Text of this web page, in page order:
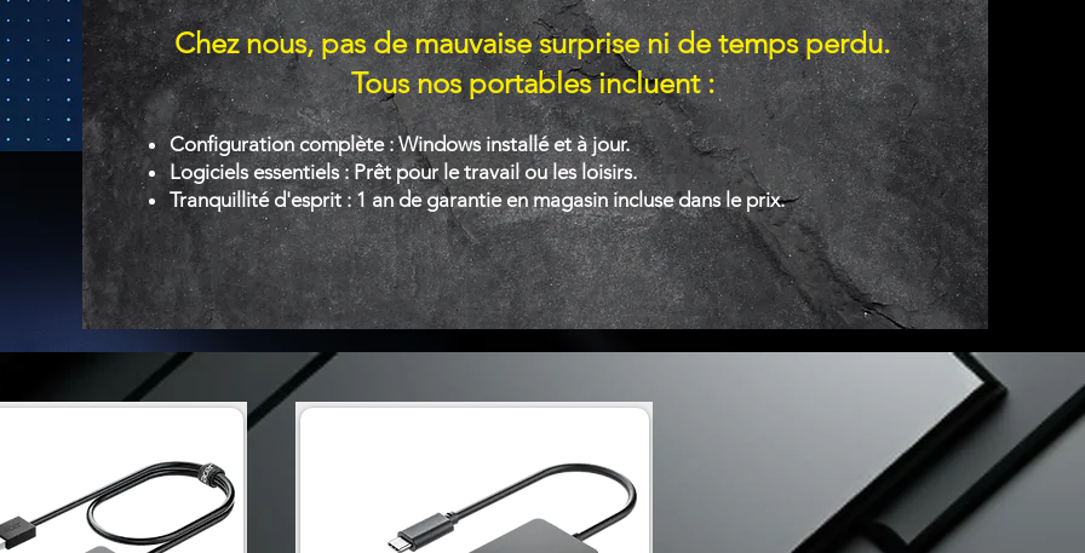
Chez nous, pas de mauvaise surprise ni de temps perdu.
Tous nos portables incluent :
Configuration complète : Windows installé et à jour.
Logiciels essentiels : Prêt pour le travail ou les loisirs.
Tranquillité d'esprit : 1 an de garantie en magasin incluse dans le prix.